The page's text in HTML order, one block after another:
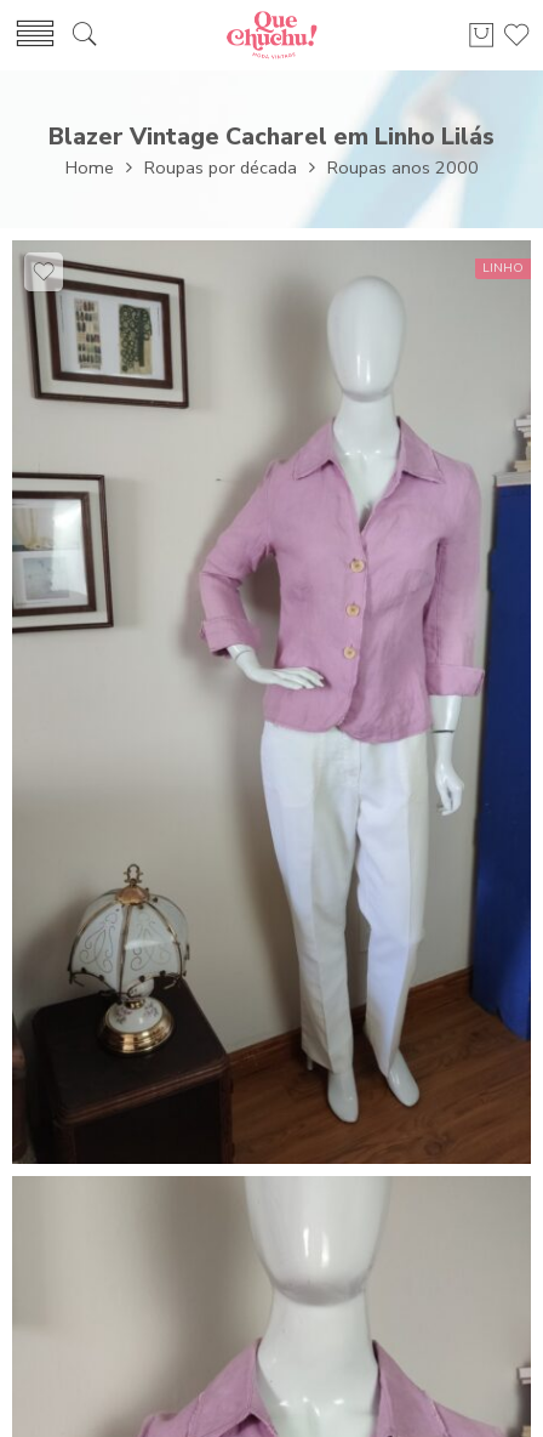
Blazer Vintage Cacharel em Linho Lilás
Home Roupas por década Roupas anos 2000
LINHO